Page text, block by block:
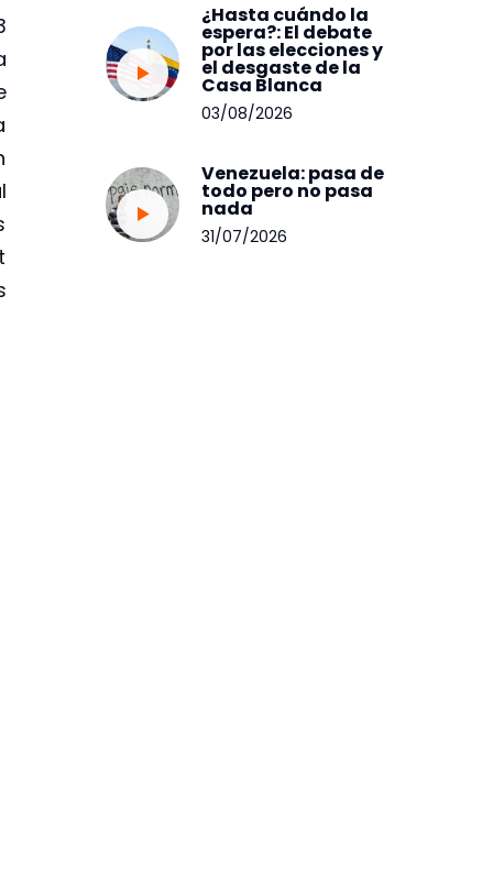
¿Hasta cuándo la
espera?: El debate
por las elecciones y
el desgaste de la
Casa Blanca
03/08/2026
Venezuela: pasa de
todo pero no pasa
nada
31/07/2026